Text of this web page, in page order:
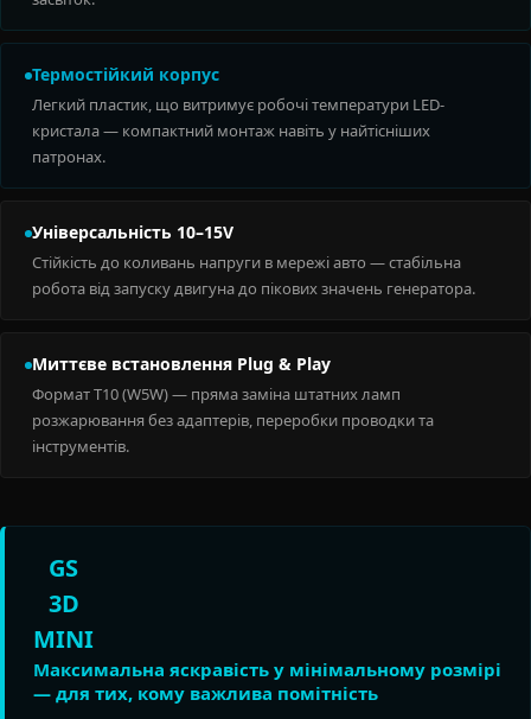
Термостійкий корпус
Легкий пластик, що витримує робочі температури LED-
кристала — компактний монтаж навіть у найтісніших
патронах.
Універсальність 10–15V
Стійкість до коливань напруги в мережі авто — стабільна
робота від запуску двигуна до пікових значень генератора.
Миттєве встановлення Plug & Play
Формат T10 (W5W) — пряма заміна штатних ламп
розжарювання без адаптерів, переробки проводки та
інструментів.
GS
3D
MINI
Максимальна яскравість у мінімальному розмірі
— для тих, кому важлива помітність